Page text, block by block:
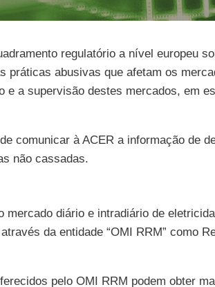
regulatório a nível europeu
práticas abusivas que afetam os
e a supervisão destes mercados, em
comunicar à ACER a informação de
não cassadas.
diário e intradiário de
da entidade “OMI RRM” como
pelo OMI RRM podem obter